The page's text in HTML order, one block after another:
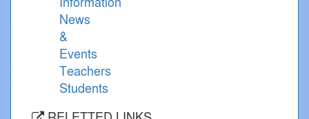
News
&
Events
Teachers
Students